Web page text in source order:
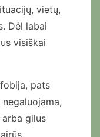
vietų,
Dėl labai
visiškai
pats
gilus